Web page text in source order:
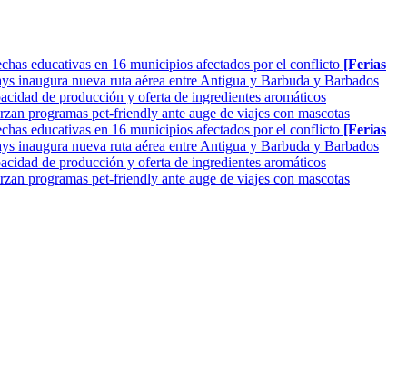
educativas en 16 municipios afectados por el conflicto [Ferias
inaugura nueva ruta aérea entre Antigua y Barbuda y Barbados
de producción y oferta de ingredientes aromáticos
programas pet-friendly ante auge de viajes con mascotas
educativas en 16 municipios afectados por el conflicto [Ferias
inaugura nueva ruta aérea entre Antigua y Barbuda y Barbados
de producción y oferta de ingredientes aromáticos
programas pet-friendly ante auge de viajes con mascotas